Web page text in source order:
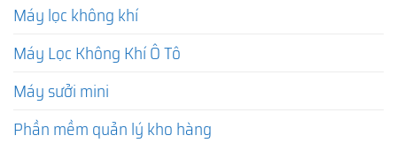
Máy lọc không khí
Máy Lọc Không Khí Ô Tô
Máy sưởi mini
Phần mềm quản lý kho hàng